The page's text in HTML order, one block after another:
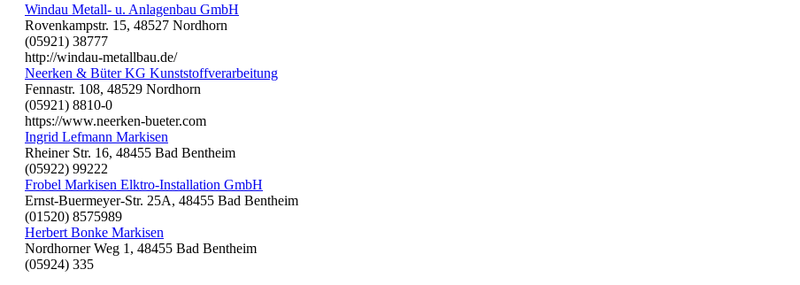
Windau Metall- u. Anlagenbau GmbH
Rovenkampstr. 15, 48527 Nordhorn
(05921) 38777
http://windau-metallbau.de/
Neerken & Büter KG Kunststoffverarbeitung
Fennastr. 108, 48529 Nordhorn
(05921) 8810-0
https://www.neerken-bueter.com
Ingrid Lefmann Markisen
Rheiner Str. 16, 48455 Bad Bentheim
(05922) 99222
Frobel Markisen Elktro-Installation GmbH
Ernst-Buermeyer-Str. 25A, 48455 Bad Bentheim
(01520) 8575989
Herbert Bonke Markisen
Nordhorner Weg 1, 48455 Bad Bentheim
(05924) 335